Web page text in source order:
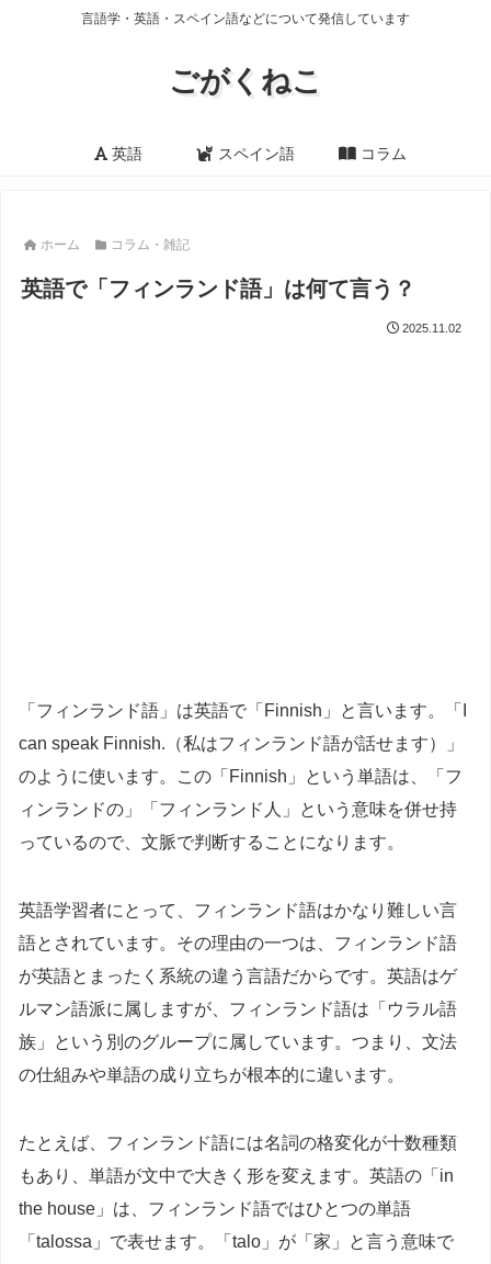
言語学・英語・スペイン語などについて発信しています
ごがくねこ
英語 スペイン語 コラム
ホーム コラム・雑記
英語で「フィンランド語」は何て言う？
2025.11.02
「フィンランド語」は英語で「Finnish」と言います。「I
can speak Finnish.（私はフィンランド語が話せます）」
のように使います。この「Finnish」という単語は、「フ
ィンランドの」「フィンランド人」という意味を併せ持
っているので、文脈で判断することになります。
英語学習者にとって、フィンランド語はかなり難しい言
語とされています。その理由の一つは、フィンランド語
が英語とまったく系統の違う言語だからです。英語はゲ
ルマン語派に属しますが、フィンランド語は「ウラル語
族」という別のグループに属しています。つまり、文法
の仕組みや単語の成り立ちが根本的に違います。
たとえば、フィンランド語には名詞の格変化が十数種類
もあり、単語が文中で大きく形を変えます。英語の「in
the house」は、フィンランド語ではひとつの単語
「talossa」で表せます。「talo」が「家」と言う意味で